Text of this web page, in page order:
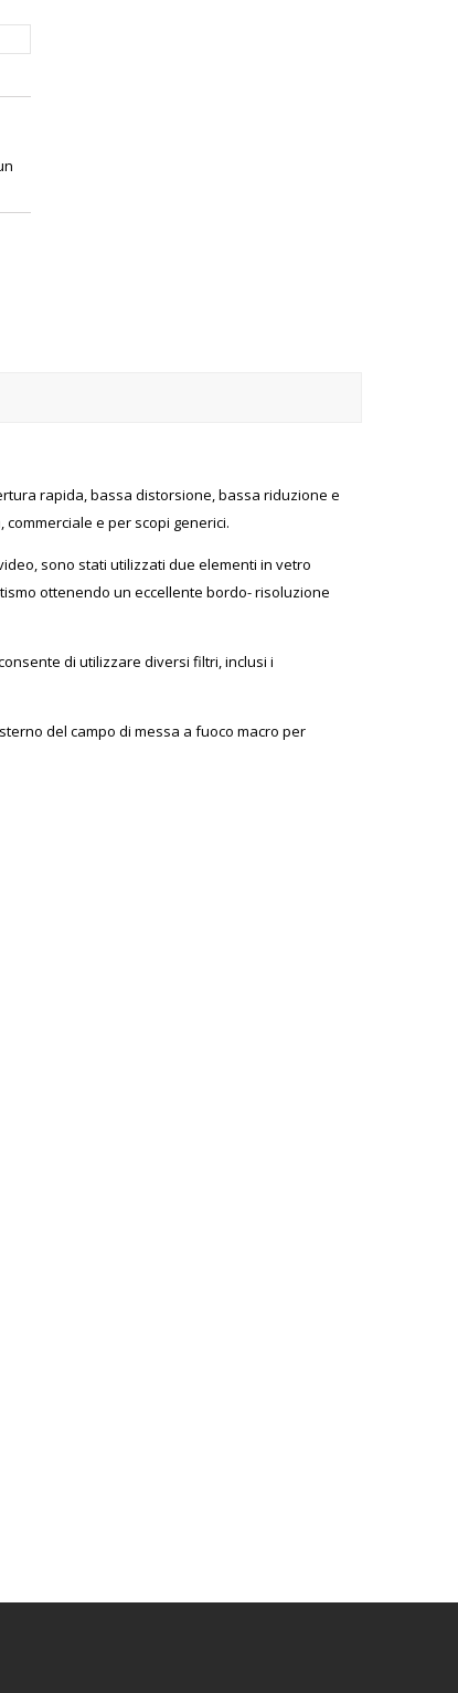
rapida, bassa distorsione, bassa riduzione e
e per scopi generici.
sono stati utilizzati due elementi in vetro
ottenendo un eccellente bordo- risoluzione
di utilizzare diversi filtri, inclusi i
del campo di messa a fuoco macro per